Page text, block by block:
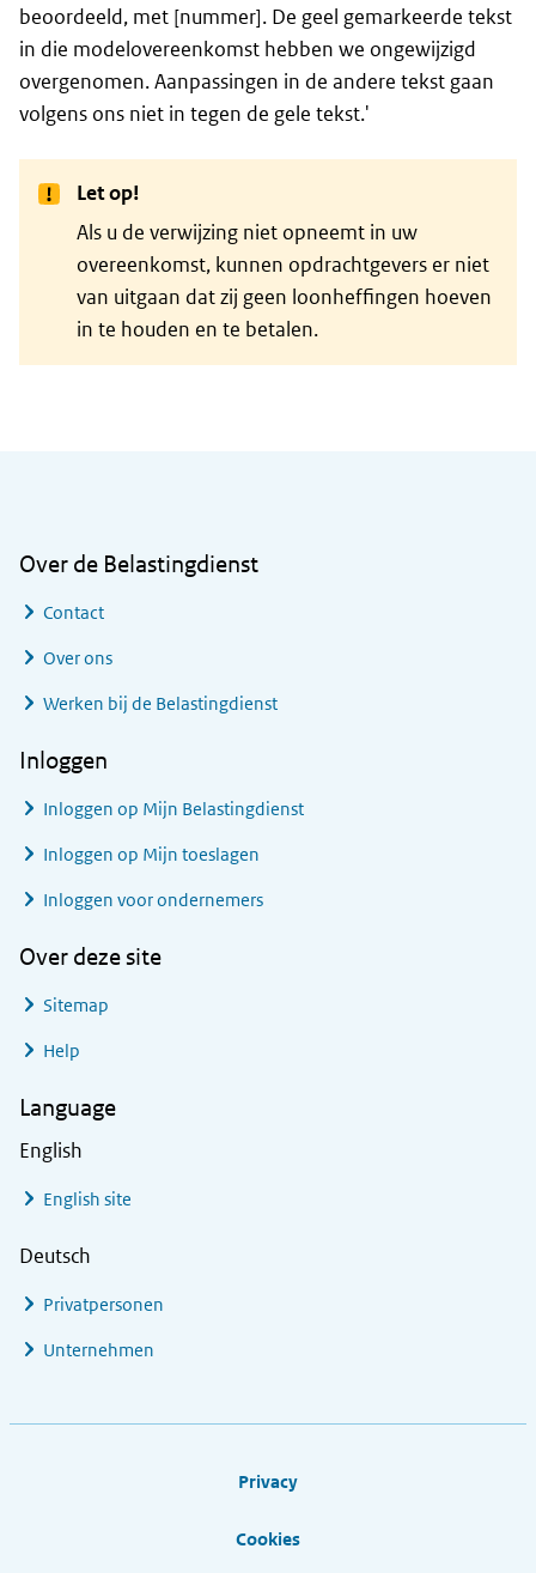
beoordeeld, met [nummer]. De geel gemarkeerde tekst
in die modelovereenkomst hebben we ongewijzigd
overgenomen. Aanpassingen in de andere tekst gaan
volgens ons niet in tegen de gele tekst.'
Let op!
Als u de verwijzing niet opneemt in uw
overeenkomst, kunnen opdrachtgevers er niet
van uitgaan dat zij geen loonheffingen hoeven
in te houden en te betalen.
Over de Belastingdienst
Contact
Over ons
Werken bij de Belastingdienst
Inloggen
Inloggen op Mijn Belastingdienst
Inloggen op Mijn toeslagen
Inloggen voor ondernemers
Over deze site
Sitemap
Help
Language
English
English site
Deutsch
Privatpersonen
Unternehmen
Privacy
Cookies